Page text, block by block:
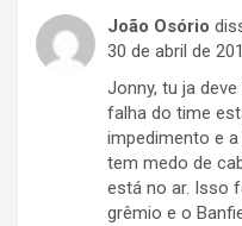
João Osório
30 de abril de
Jonny, tu ja
falha do time
impedimento e
tem medo de
está no ar. Isso
grêmio e o